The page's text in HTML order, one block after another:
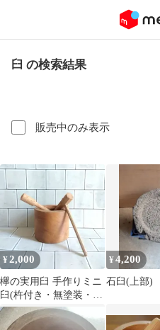
臼 の検索結果
販売中のみ表示
¥2,000
欅の実用臼 手作りミニ
臼(杵付き・無塗装・ス
トレート型)
¥4,200
石臼(上部)